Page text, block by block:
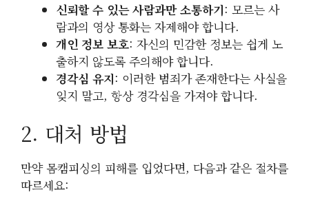
신뢰할 수 있는 사람과만 소통하기: 모르는 사
람과의 영상 통화는 자제해야 합니다.
개인 정보 보호: 자신의 민감한 정보는 쉽게 노
출하지 않도록 주의해야 합니다.
경각심 유지: 이러한 범죄가 존재한다는 사실을
잊지 말고, 항상 경각심을 가져야 합니다.
2. 대처 방법
만약 몸캠피싱의 피해를 입었다면, 다음과 같은 절차를
따르세요: